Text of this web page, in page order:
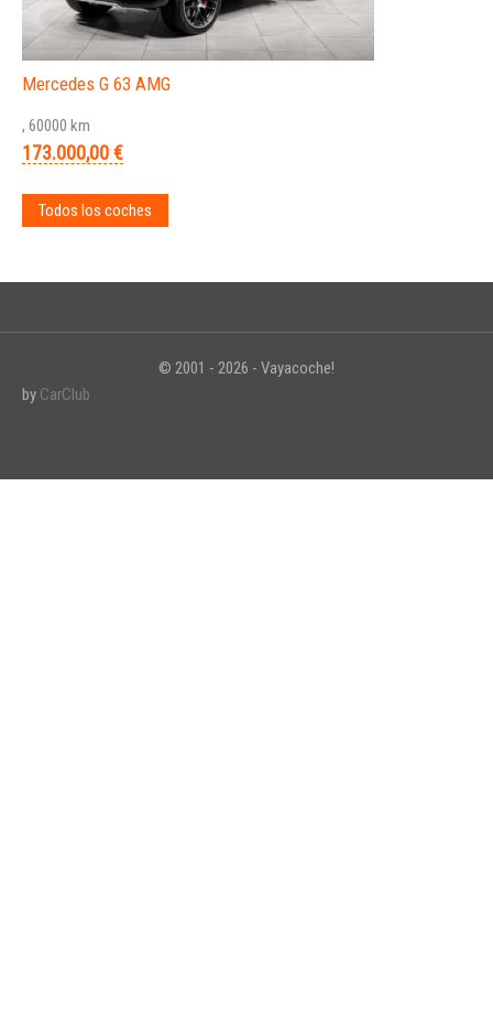
Mercedes G 63 AMG
, 60000 km
173.000,00 €
Todos los coches
© 2001 - 2026 - Vayacoche!
by CarClub